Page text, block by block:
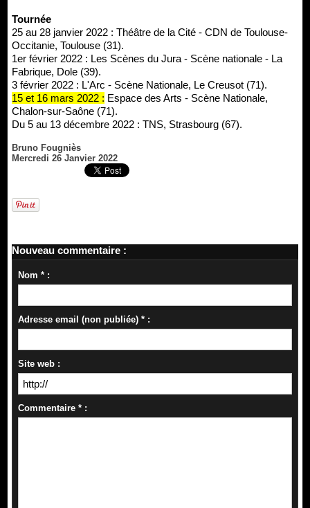
Tournée
25 au 28 janvier 2022 : Théâtre de la Cité - CDN de Toulouse-
Occitanie, Toulouse (31).
1er février 2022 : Les Scènes du Jura - Scène nationale - La
Fabrique, Dole (39).
3 février 2022 : L'Arc - Scène Nationale, Le Creusot (71).
15 et 16 mars 2022 : Espace des Arts - Scène Nationale,
Chalon-sur-Saône (71).
Du 5 au 13 décembre 2022 : TNS, Strasbourg (67).
Bruno Fougniès
Mercredi 26 Janvier 2022
Nouveau commentaire :
Nom * :
Adresse email (non publiée) * :
Site web :
Commentaire * :